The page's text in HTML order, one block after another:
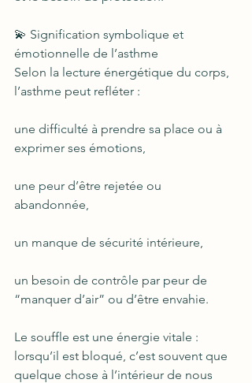
💫 Signification symbolique et
émotionnelle de l’asthme
Selon la lecture énergétique du corps,
l’asthme peut refléter :
une difficulté à prendre sa place ou à
exprimer ses émotions,
une peur d’être rejetée ou
abandonnée,
un manque de sécurité intérieure,
un besoin de contrôle par peur de
“manquer d’air” ou d’être envahie.
Le souffle est une énergie vitale :
lorsqu’il est bloqué, c’est souvent que
quelque chose à l’intérieur de nous